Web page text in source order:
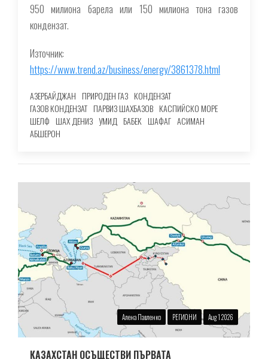
950 милиона барела или 150 милиона тона газов
кондензат.
Източник:
https://www.trend.az/business/energy/3861378.html
АЗЕРБАЙДЖАН ПРИРОДЕН ГАЗ КОНДЕНЗАТ
ГАЗОВ КОНДЕНЗАТ ПАРВИЗ ШАХБАЗОВ КАСПИЙСКО МОРЕ
ШЕЛФ ШАХ ДЕНИЗ УМИД БАБЕК ШАФАГ АСИМАН
АБШЕРОН
Алена Павленко РЕГИОНИ Aug 1 2026
КАЗАХСТАН ОСЪЩЕСТВИ ПЪРВАТА